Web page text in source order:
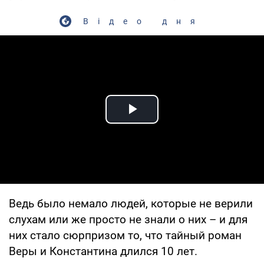
Відео дня
Play Video
Ведь было немало людей, которые не верили
слухам или же просто не знали о них – и для
них стало сюрпризом то, что тайный роман
Веры и Константина длился 10 лет.